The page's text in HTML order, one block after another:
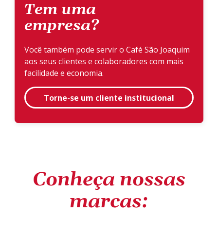
Tem uma
empresa?
Você também pode servir o Café São Joaquim
aos seus clientes e colaboradores com mais
facilidade e economia.
Torne-se um cliente institucional
Conheça nossas
marcas: